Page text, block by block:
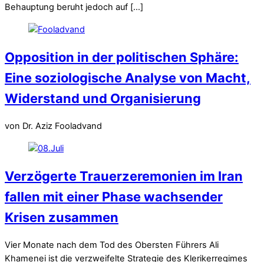
Behauptung beruht jedoch auf […]
Opposition in der politischen Sphäre:
Eine soziologische Analyse von Macht,
Widerstand und Organisierung
von Dr. Aziz Fooladvand
Verzögerte Trauerzeremonien im Iran
fallen mit einer Phase wachsender
Krisen zusammen
Vier Monate nach dem Tod des Obersten Führers Ali
Khamenei ist die verzweifelte Strategie des Klerikerregimes